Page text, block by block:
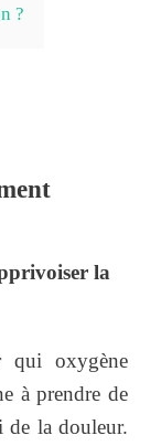
?
la
qui oxygène
à prendre de
de la douleur.